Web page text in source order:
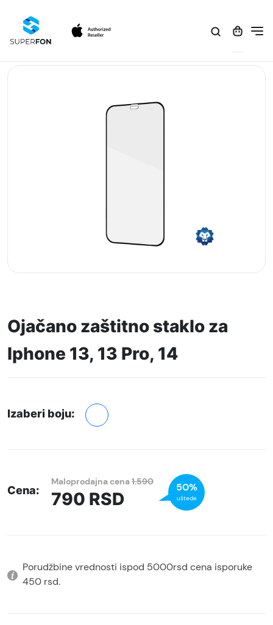
Ojačano zaštitno staklo za
Iphone 13, 13 Pro, 14
Izaberi boju:
Cena:
Maloprodajna cena1.590
790 RSD
50%
uštede
Porudžbine vrednosti ispod 5000rsd cena isporuke
450 rsd.